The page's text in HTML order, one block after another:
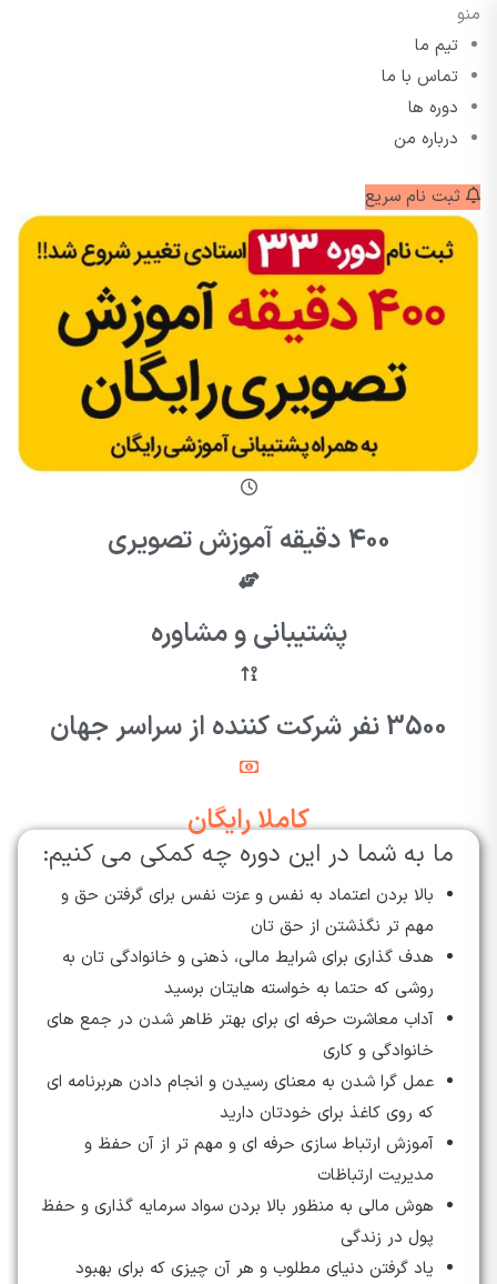
منو
تیم ما
تماس با ما
دوره ها
درباره من
ثبت نام سریع
400 دقیقه آموزش تصویری
پشتیبانی و مشاوره
3500 نفر شرکت کننده از سراسر جهان
کاملا رایگان
ما به شما در این دوره چه کمکی می کنیم:
بالا بردن اعتماد به نفس و عزت نفس برای گرفتن حق و
مهم تر نگذشتن از حق تان
هدف گذاری برای شرایط مالی،‌ ذهنی و خانوادگی تان به
روشی که حتما به خواسته هایتان برسید
آداب معاشرت حرفه ای برای بهتر ظاهر شدن در جمع های
خانوادگی و کاری
عمل گرا شدن به معنای رسیدن و انجام دادن هربرنامه ای
که روی کاغذ برای خودتان دارید
آموزش ارتباط سازی حرفه ای و مهم تر از آن حفظ و
مدیریت ارتباظات
هوش مالی به منظور بالا بردن سواد سرمایه گذاری و حفظ
پول در زندگی
یاد گرفتن دنیای مطلوب و هر آن چیزی که برای بهبود